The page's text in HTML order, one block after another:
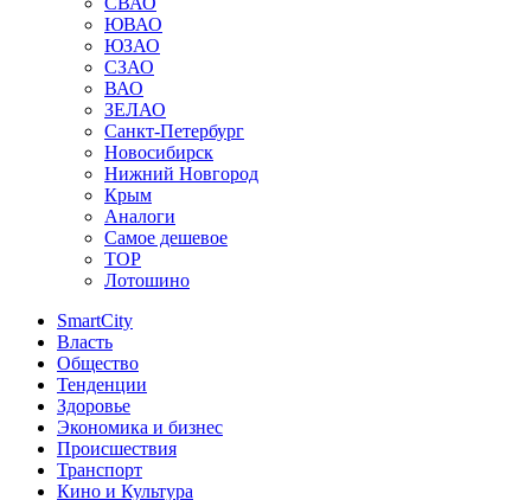
ЮВАО
ЮЗАО
СЗАО
ВАО
ЗЕЛАО
Санкт-Петербург
Новосибирск
Нижний Новгород
Крым
Аналоги
Самое дешевое
TOP
Лотошино
SmartCity
Власть
Общество
Тенденции
Здоровье
Экономика и бизнес
Происшествия
Транспорт
Кино и Культура